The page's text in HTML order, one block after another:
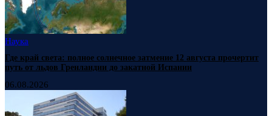
Наука
Где край света: полное солнечное затмение 12 августа прочертит
путь от льдов Гренландии до закатной Испании
06.08.2026